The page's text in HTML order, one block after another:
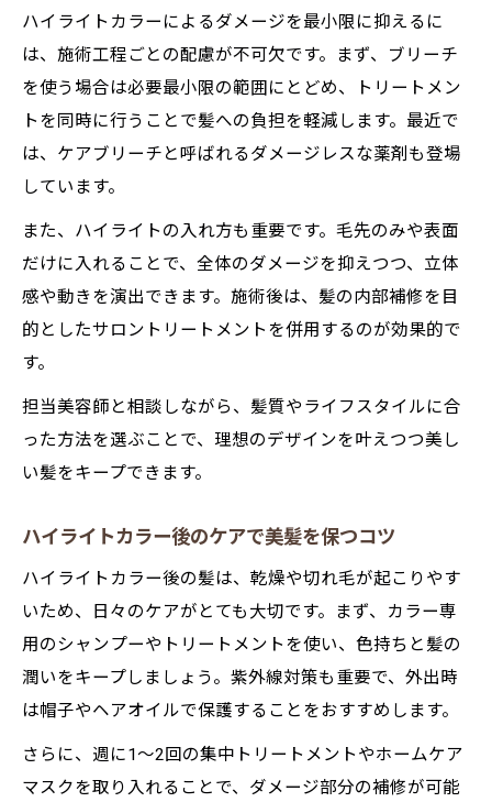
ハイライトカラーによるダメージを最小限に抑えるに
は、施術工程ごとの配慮が不可欠です。まず、ブリーチ
を使う場合は必要最小限の範囲にとどめ、トリートメン
トを同時に行うことで髪への負担を軽減します。最近で
は、ケアブリーチと呼ばれるダメージレスな薬剤も登場
しています。
また、ハイライトの入れ方も重要です。毛先のみや表面
だけに入れることで、全体のダメージを抑えつつ、立体
感や動きを演出できます。施術後は、髪の内部補修を目
的としたサロントリートメントを併用するのが効果的で
す。
担当美容師と相談しながら、髪質やライフスタイルに合
った方法を選ぶことで、理想のデザインを叶えつつ美し
い髪をキープできます。
ハイライトカラー後のケアで美髪を保つコツ
ハイライトカラー後の髪は、乾燥や切れ毛が起こりやす
いため、日々のケアがとても大切です。まず、カラー専
用のシャンプーやトリートメントを使い、色持ちと髪の
潤いをキープしましょう。紫外線対策も重要で、外出時
は帽子やヘアオイルで保護することをおすすめします。
さらに、週に1～2回の集中トリートメントやホームケア
マスクを取り入れることで、ダメージ部分の補修が可能